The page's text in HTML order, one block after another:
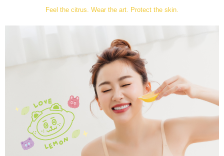
Feel the citrus. Wear the art. Protect the skin.